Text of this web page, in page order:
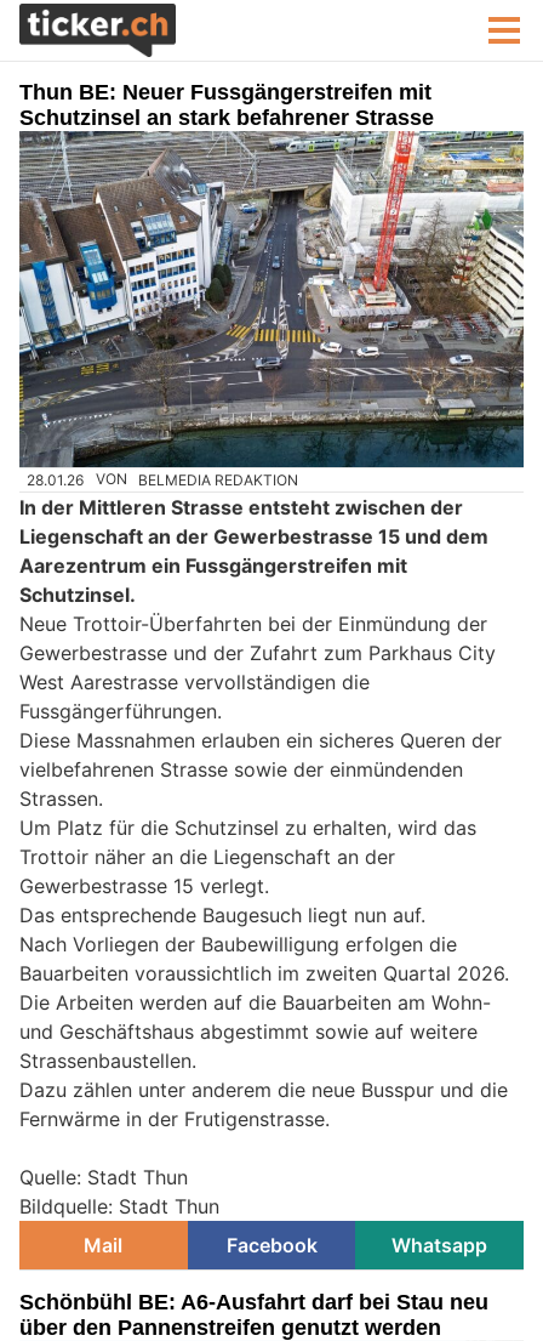
Thun BE: Neuer Fussgängerstreifen mit
Schutzinsel an stark befahrener Strasse
28.01.26 VON BELMEDIA REDAKTION
In der Mittleren Strasse entsteht zwischen der
Liegenschaft an der Gewerbestrasse 15 und dem
Aarezentrum ein Fussgängerstreifen mit
Schutzinsel.
Neue Trottoir-Überfahrten bei der Einmündung der
Gewerbestrasse und der Zufahrt zum Parkhaus City
West Aarestrasse vervollständigen die
Fussgängerführungen.
Diese Massnahmen erlauben ein sicheres Queren der
vielbefahrenen Strasse sowie der einmündenden
Strassen.
Um Platz für die Schutzinsel zu erhalten, wird das
Trottoir näher an die Liegenschaft an der
Gewerbestrasse 15 verlegt.
Das entsprechende Baugesuch liegt nun auf.
Nach Vorliegen der Baubewilligung erfolgen die
Bauarbeiten voraussichtlich im zweiten Quartal 2026.
Die Arbeiten werden auf die Bauarbeiten am Wohn-
und Geschäftshaus abgestimmt sowie auf weitere
Strassenbaustellen.
Dazu zählen unter anderem die neue Busspur und die
Fernwärme in der Frutigenstrasse.
Quelle: Stadt Thun
Bildquelle: Stadt Thun
Mail
Facebook Whatsapp
Schönbühl BE: A6-Ausfahrt darf bei Stau neu
über den Pannenstreifen genutzt werden